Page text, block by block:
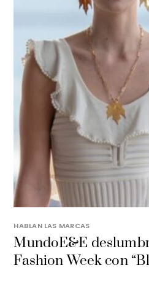
HABLAN LAS MARCAS
MundoE&E
Fashion Week con